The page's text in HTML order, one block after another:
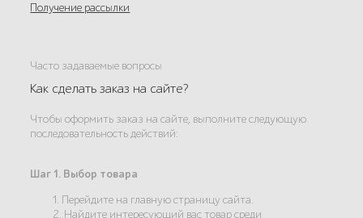
Получение рассылки
Часто задаваемые вопросы
Как сделать заказ на сайте?
Чтобы оформить заказ на сайте, выполните следующую
последовательность действий:
Шаг 1. Выбор товара
1. Перейдите на главную страницу сайта.
2. Найдите интересующий вас товар среди